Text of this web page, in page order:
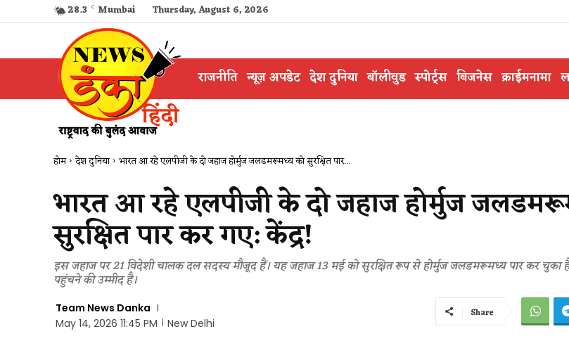
28.3 C Mumbai Thursday, August 6, 2026
राजनीति न्यूज़ अपडेट देश दुनिया बॉलीवुड स्पोर्ट्स बिजनेस क्राईमनामा
होम देश दुनिया भारत आ रहे एलपीजी के दो जहाज होर्मुज जलडमरूमध्य को सुरक्षित पार...
भारत आ रहे एलपीजी के दो जहाज होर्मुज
सुरक्षित पार कर गए: केंद्र!
इस जहाज पर 21 विदेशी चालक दल सदस्य मौजूद हैं। यह जहाज 13 मई को सुरक्षित रूप से होर्मुज जलडमरूमध्य पार कर चुका
पहुंचने की उम्मीद है।
Team News Danka
May 14, 2026 11:45 PM
New Delhi
Share